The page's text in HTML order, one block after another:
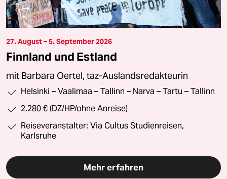
27. August – 5. September 2026
Finnland und Estland
mit Barbara Oertel, taz-Auslandsredakteurin
Helsinki – Vaalimaa – Tallinn – Narva – Tartu – Tallinn
2.280 € (DZ/HP/ohne Anreise)
Reiseveranstalter: Via Cultus Studienreisen,
Karlsruhe
Mehr erfahren